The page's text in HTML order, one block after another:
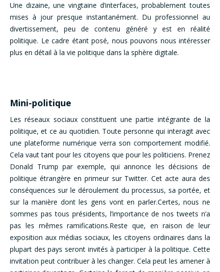
Une dizaine, une vingtaine d’interfaces, probablement toutes
mises à jour presque instantanément. Du professionnel au
divertissement, peu de contenu généré y est en réalité
politique. Le cadre étant posé, nous pouvons nous intéresser
plus en détail à la vie politique dans la sphère digitale.
Mini-politique
Les réseaux sociaux constituent une partie intégrante de la
politique, et ce au quotidien. Toute personne qui interagit avec
une plateforme numérique verra son comportement modifié.
Cela vaut tant pour les citoyens que pour les politiciens. Prenez
Donald Trump par exemple, qui annonce les décisions de
politique étrangère en primeur sur Twitter. Cet acte aura des
conséquences sur le déroulement du processus, sa portée, et
sur la manière dont les gens vont en parler.Certes, nous ne
sommes pas tous présidents, l’importance de nos tweets n’a
pas les mêmes ramifications.Reste que, en raison de leur
exposition aux médias sociaux, les citoyens ordinaires dans la
plupart des pays seront invités à participer à la politique. Cette
invitation peut contribuer à les changer. Cela peut les amener à